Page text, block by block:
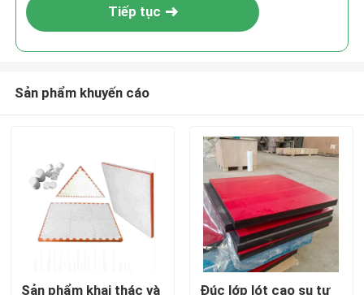
Tiếp tục
Sản phẩm khuyến cáo
Sản phẩm khai thác và
Đúc lớp lót cao su tự